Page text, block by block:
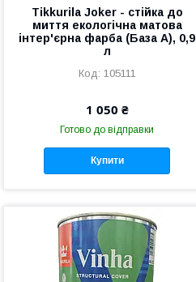
Tikkurila Joker - стійка до
миття екологічна матова
інтер'єрна фарба (База А), 0,9
л
105111
1 050 ₴
Готово до відправки
Купити